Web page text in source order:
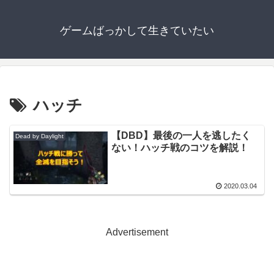
ゲームばっかして生きていたい
ハッチ
Dead by Daylight
【DBD】最後の一人を逃したく
ない！ハッチ戦のコツを解説！
2020.03.04
Advertisement